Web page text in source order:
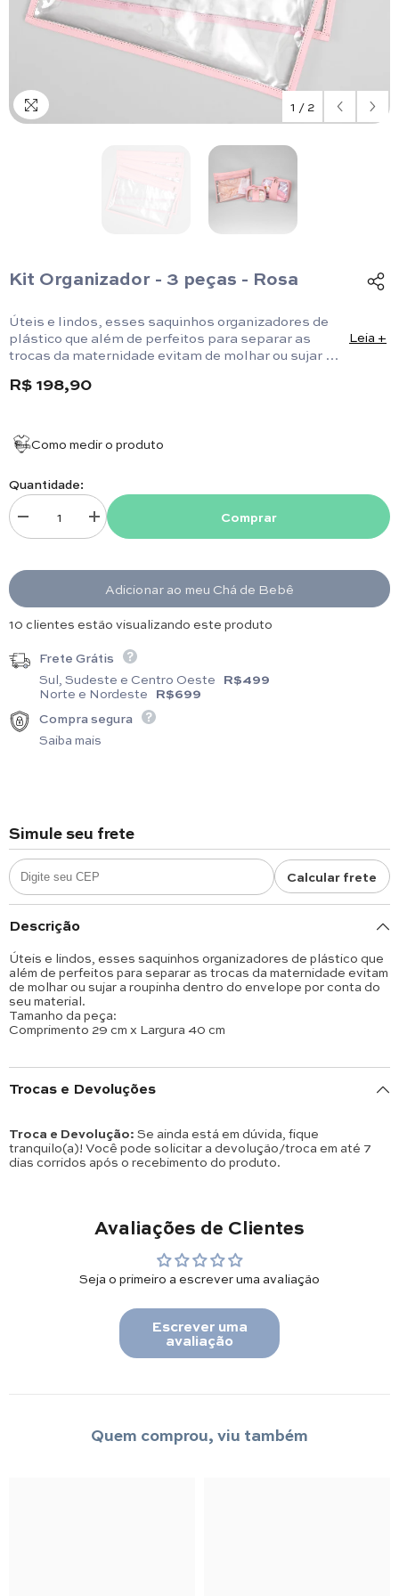
1 / 2
Kit Organizador - 3 peças - Rosa
Úteis e lindos, esses saquinhos organizadores de
plástico que além de perfeitos para separar as
trocas da maternidade evitam de molhar ou sujar a
material.
Leia +
R$ 198,90
Como medir o produto
Quantidade:
Diminuir quantidade para Kit Organizador - 3 peças - Rosa
Aumentar quantidade para Kit Organizador - 3 peças -
Comprar
Adicionar ao meu Chá de Bebê
14 clientes estão visualizando este produto
Frete Grátis
Sul, Sudeste e Centro Oeste R$499
Norte e Nordeste R$699
Compra segura
Saiba mais
Simule seu frete
Calcular frete
Descrição
Úteis e lindos, esses saquinhos organizadores de plástico que
além de perfeitos para separar as trocas da maternidade evitam
de molhar ou sujar a roupinha dentro do envelope por conta do
seu material.
Tamanho da peça:
Comprimento 29 cm x Largura 40 cm
Trocas e Devoluções
Troca e Devolução: Se ainda está em dúvida, fique
tranquilo(a)! Você pode solicitar a devolução/troca em até 7
dias corridos após o recebimento do produto.
Avaliações de Clientes
Seja o primeiro a escrever uma avaliação
Escrever uma
avaliação
Quem comprou, viu também